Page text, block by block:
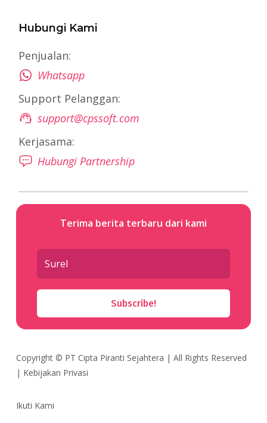
Hubungi Kami
Penjualan:
Whatsapp
Support Pelanggan:
support@cpssoft.com
Kerjasama:
Hubungi Partnership
Terima berita terbaru dari kami
Subscribe!
Copyright © PT Cipta Piranti Sejahtera | All Rights Reserved
| Kebijakan Privasi
Ikuti Kami